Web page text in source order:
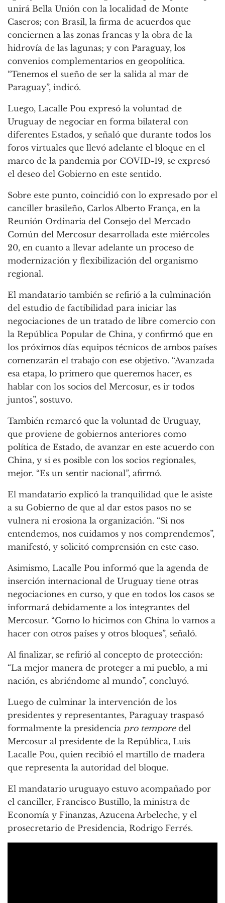
unirá Bella Unión con la localidad de Monte
Caseros; con Brasil, la firma de acuerdos que
conciernen a las zonas francas y la obra de la
hidrovía de las lagunas; y con Paraguay, los
convenios complementarios en geopolítica.
“Tenemos el sueño de ser la salida al mar de
Paraguay”, indicó.
Luego, Lacalle Pou expresó la voluntad de
Uruguay de negociar en forma bilateral con
diferentes Estados, y señaló que durante todos los
foros virtuales que llevó adelante el bloque en el
marco de la pandemia por COVID-19, se expresó
el deseo del Gobierno en este sentido.
Sobre este punto, coincidió con lo expresado por el
canciller brasileño, Carlos Alberto França, en la
Reunión Ordinaria del Consejo del Mercado
Común del Mercosur desarrollada este miércoles
20, en cuanto a llevar adelante un proceso de
modernización y flexibilización del organismo
regional.
El mandatario también se refirió a la culminación
del estudio de factibilidad para iniciar las
negociaciones de un tratado de libre comercio con
la República Popular de China, y confirmó que en
los próximos días equipos técnicos de ambos países
comenzarán el trabajo con ese objetivo. “Avanzada
esa etapa, lo primero que queremos hacer, es
hablar con los socios del Mercosur, es ir todos
juntos”, sostuvo.
También remarcó que la voluntad de Uruguay,
que proviene de gobiernos anteriores como
política de Estado, de avanzar en este acuerdo con
China, y si es posible con los socios regionales,
mejor. “Es un sentir nacional”, afirmó.
El mandatario explicó la tranquilidad que le asiste
a su Gobierno de que al dar estos pasos no se
vulnera ni erosiona la organización. “Si nos
entendemos, nos cuidamos y nos comprendemos”,
manifestó, y solicitó comprensión en este caso.
Asimismo, Lacalle Pou informó que la agenda de
inserción internacional de Uruguay tiene otras
negociaciones en curso, y que en todos los casos se
informará debidamente a los integrantes del
Mercosur. “Como lo hicimos con China lo vamos a
hacer con otros países y otros bloques”, señaló.
Al finalizar, se refirió al concepto de protección:
“La mejor manera de proteger a mi pueblo, a mi
nación, es abriéndome al mundo”, concluyó.
Luego de culminar la intervención de los
presidentes y representantes, Paraguay traspasó
formalmente la presidencia pro temporedel
Mercosur al presidente de la República, Luis
Lacalle Pou, quien recibió el martillo de madera
que representa la autoridad del bloque.
El mandatario uruguayo estuvo acompañado por
el canciller, Francisco Bustillo, la ministra de
Economía y Finanzas, Azucena Arbeleche, y el
prosecretario de Presidencia, Rodrigo Ferrés.